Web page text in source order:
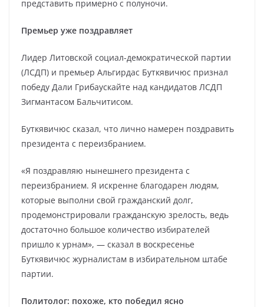
представить примерно с полуночи.
Премьер уже поздравляет
Лидер Литовской социал-демократической партии
(ЛСДП) и премьер Альгирдас Буткявичюс признал
победу Дали Грибаускайте над кандидатов ЛСДП
Зигмантасом Бальчитисом.
Буткявичюс сказал, что лично намерен поздравить
президента с переизбранием.
«Я поздравляю нынешнего президента с
переизбранием. Я искренне благодарен людям,
которые выполни свой гражданский долг,
продемонстрировали гражданскую зрелость, ведь
достаточно большое количество избирателей
пришло к урнам», — сказал в воскресенье
Буткявичюс журналистам в избирательном штабе
партии.
Политолог: похоже, кто победил ясно